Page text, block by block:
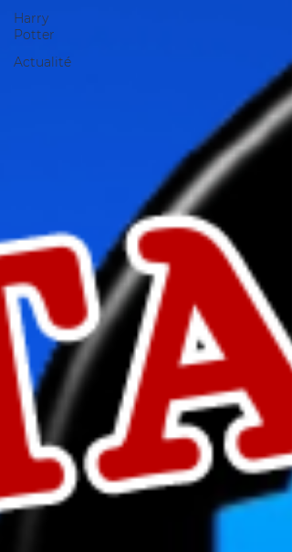
Harry
Potter
Actualité